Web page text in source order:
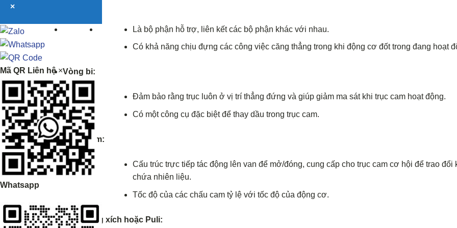
Là bộ phận hỗ trợ, liên kết các bộ phận khác với nhau.
Có khả năng chịu đựng các công việc căng thẳng trong khi động cơ đốt trong đang hoạt
Vòng bi:
Đảm bảo rằng trục luôn ở vị trí thẳng đứng và giúp giảm ma sát khi trục cam hoạt động.
Có một công cụ đặc biệt để thay dầu trong trục cam.
Chấu cam:
Cấu trúc trực tiếp tác động lên van để mở/đóng, cung cấp cho trục cam cơ hội để trao đổi
chứa nhiên liệu.
Tốc độ của các chấu cam tỷ lệ với tốc độ của động cơ.
Bánh răng xích hoặc Puli:
×
Mã QR Liên hệ×
Whatsapp